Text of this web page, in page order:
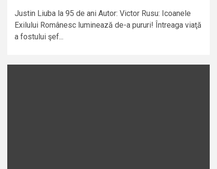
Justin Liuba la 95 de ani Autor: Victor Rusu: Icoanele
Exilului Românesc luminează de-a pururi! Întreaga viaţă
a fostului şef...